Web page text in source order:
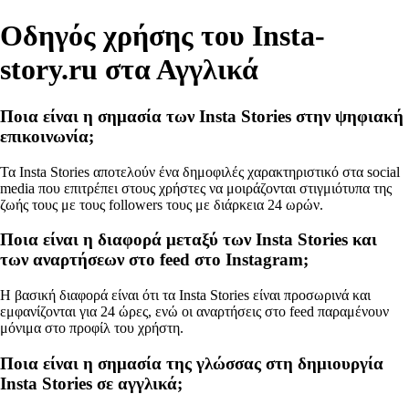
Οδηγός χρήσης του Insta-
story.ru στα Αγγλικά
Ποια είναι η σημασία των Insta Stories στην ψηφιακή
επικοινωνία;
Τα Insta Stories αποτελούν ένα δημοφιλές χαρακτηριστικό στα social
media που επιτρέπει στους χρήστες να μοιράζονται στιγμιότυπα της
ζωής τους με τους followers τους με διάρκεια 24 ωρών.
Ποια είναι η διαφορά μεταξύ των Insta Stories και
των αναρτήσεων στο feed στο Instagram;
Η βασική διαφορά είναι ότι τα Insta Stories είναι προσωρινά και
εμφανίζονται για 24 ώρες, ενώ οι αναρτήσεις στο feed παραμένουν
μόνιμα στο προφίλ του χρήστη.
Ποια είναι η σημασία της γλώσσας στη δημιουργία
Insta Stories σε αγγλικά;